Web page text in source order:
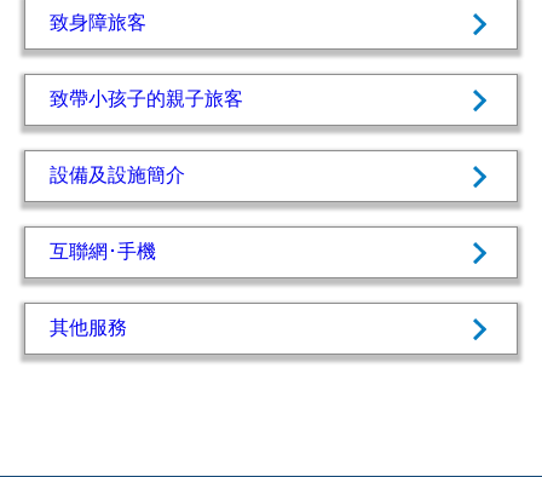
致身障旅客
致帶小孩子的親子旅客
設備及設施簡介
互聯網･手機
其他服務